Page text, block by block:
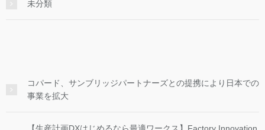
未分類
コパード、サンブリッジパートナーズとの提携により日本での
事業を拡大